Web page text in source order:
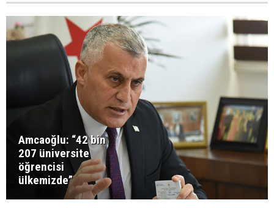
Amcaoğlu: “42 bin
207 üniversite
öğrencisi
ülkemizde”